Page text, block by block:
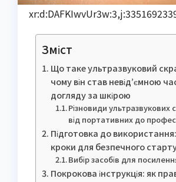
Зміст
Що таке ультразвуковий
чому він став невід’ємною
догляду за шкірою
Різновиди ультразвукових
від портативних до
Підготовка до
кроки для безпечного
Вибір засобів для
Покрокова інструкція: як